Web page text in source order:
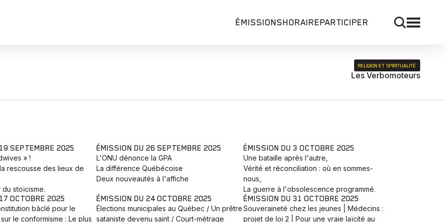
ÉMISSIONSHORAIREPARTICIPER
RELIGION ET SPIRITUALITÉ
Les Verbomoteurs
SEPTEMBRE 2025
» !
rescousse des lieux de
stoïcisme.
ÉMISSION DU 26 SEPTEMBRE 2025
L'ONU dénonce la GPA
La différence Québécoise
Deux nouveautés à l'affiche
ÉMISSION DU 3 OCTOBRE 2025
Une bataille après l'autre,
Vérité et réconciliation : où en sommes-
nous,
La guerre à l'obsolescence programmé.
OCTOBRE 2025
bâclé pour le
le conformisme : Le plus
ÉMISSION DU 24 OCTOBRE 2025
Élections municipales au Québec / Un prêtre
sataniste devenu saint / Court-métrage
ÉMISSION DU 31 OCTOBRE 2025
Souveraineté chez les jeunes | Médecins :
projet de loi 2 | Pour une vraie laïcité au